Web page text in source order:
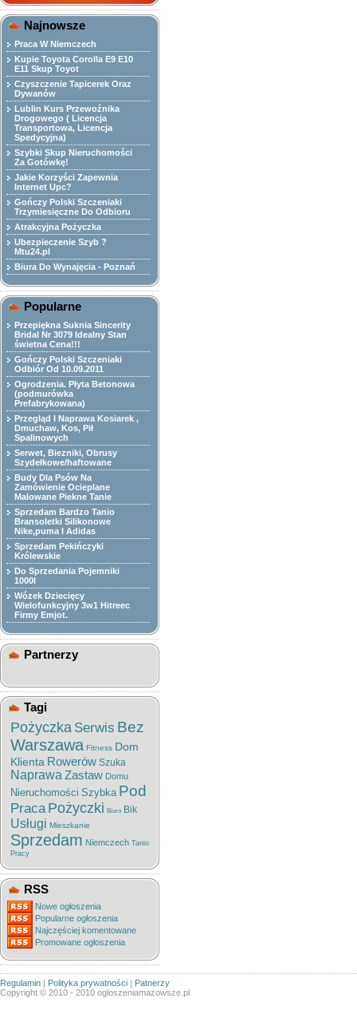
Najnowsze
Praca W Niemczech
Kupie Toyota Corolla E9 E10
E11 Skup Toyot
Czyszczenie Tapicerek Oraz
Dywanów
Lublin Kurs Przewoźnika
Drogowego ( Licencja
Transportowa, Licencja
Spedycyjna)
Szybki Skup Nieruchomości
Za Gotówkę!
Jakie Korzyści Zapewnia
Internet Upc?
Gończy Polski Szczeniaki
Trzymiesięczne Do Odbioru
Atrakcyjna Pożyczka
Ubezpieczenie Szyb ?
Mtu24.pl
Biura Do Wynajęcia - Poznań
Popularne
Przepiękna Suknia Sincerity
Bridal Nr 3079 Idealny Stan
świetna Cena!!!
Gończy Polski Szczeniaki
Odbiór Od 10.09.2011
Ogrodzenia. Płyta Betonowa
(podmurówka
Prefabrykowana)
Przegląd I Naprawa Kosiarek ,
Dmuchaw, Kos, Pił
Spalinowych
Serwet, Biezniki, Obrusy
Szydełkowe/haftowane
Budy Dla Psów Na
Zamówienie Ocieplane
Malowane Piekne Tanie
Sprzedam Bardzo Tanio
Bransoletki Silikonowe
Nike,puma I Adidas
Sprzedam Pekińczyki
Królewskie
Do Sprzedania Pojemniki
1000l
Wózek Dziecięcy
Wielofunkcyjny 3w1 Hitreec
Firmy Emjot.
Partnerzy
Tagi
Pożyczka Serwis Bez
Warszawa Fitness Dom
Klienta Rowerów Szuka
Naprawa Zastaw Domu
Nieruchomości Szybka Pod
Praca Pożyczki Biuro Bik
Usługi Mieszkanie
Sprzedam Niemczech Tanio
Pracy
RSS
Nowe ogłoszenia
Popularne ogłoszenia
Najczęściej komentowane
Promowane ogłoszenia
Regulamin | Polityka prywatności | Patnerzy
Copyright © 2010 - 2010 ogloszeniamazowsze.pl